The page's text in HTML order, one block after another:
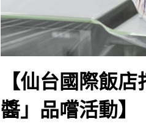
【仙台國際飯
醬」品嚐活動】